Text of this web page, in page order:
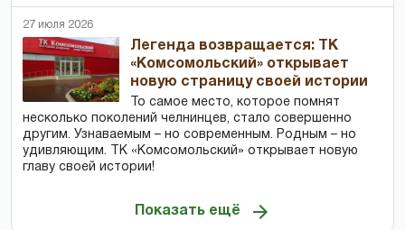
27 июля 2026
Легенда возвращается: ТК
«Комсомольский» открывает
новую страницу своей истории
То самое место, которое помнят
несколько поколений челнинцев, стало совершенно
другим. Узнаваемым – но современным. Родным – но
удивляющим. ТК «Комсомольский» открывает новую
главу своей истории!
Показать ещё